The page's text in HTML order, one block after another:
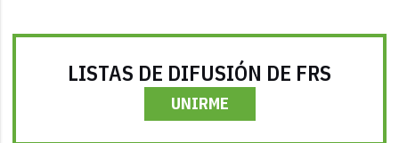
LISTAS DE DIFUSIÓN DE FRS
UNIRME